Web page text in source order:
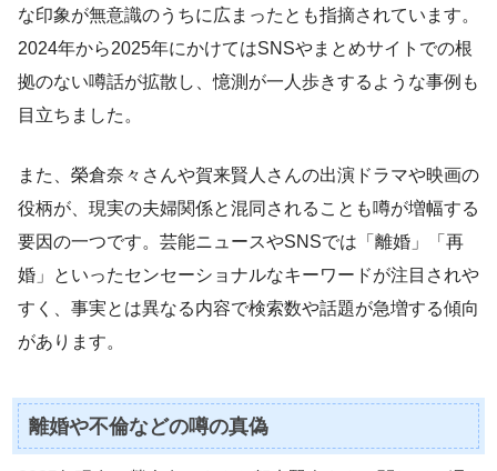
な印象が無意識のうちに広まったとも指摘されています。
2024年から2025年にかけてはSNSやまとめサイトでの根
拠のない噂話が拡散し、憶測が一人歩きするような事例も
目立ちました。
また、榮倉奈々さんや賀来賢人さんの出演ドラマや映画の
役柄が、現実の夫婦関係と混同されることも噂が増幅する
要因の一つです。芸能ニュースやSNSでは「離婚」「再
婚」といったセンセーショナルなキーワードが注目されや
すく、事実とは異なる内容で検索数や話題が急増する傾向
があります。
離婚や不倫などの噂の真偽